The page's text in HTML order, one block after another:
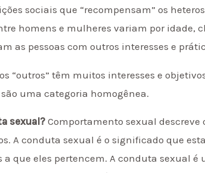
sociais que “recompensam” os
homens e mulheres variam por idade,
as pessoas com outros interesses e
“outros” têm muitos interesses e
uma categoria homogênea.
sexual? Comportamento sexual
A conduta sexual é o significado que
que eles pertencem. A conduta sexual é